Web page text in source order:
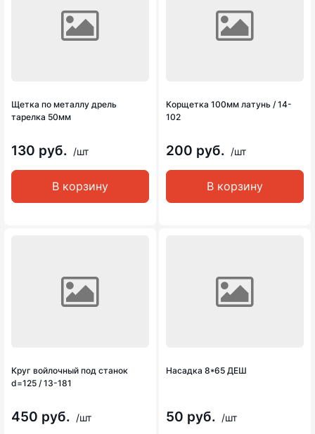
Щетка по металлу дрель
тарелка 50мм
130 руб. /шт
В корзину
Корщетка 100мм латунь / 14-
102
200 руб. /шт
В корзину
Круг войлочный под станок
d=125 / 13-181
450 руб. /шт
Насадка 8*65 ДЕШ
50 руб. /шт